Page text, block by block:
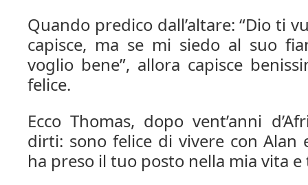
Quando predico dall’altare: “Dio ti
capisce, ma se mi siedo al suo
voglio bene”, allora capisce
felice.
Ecco Thomas, dopo vent’anni
dirti: sono felice di vivere con Alan
ha preso il tuo posto nella mia vita